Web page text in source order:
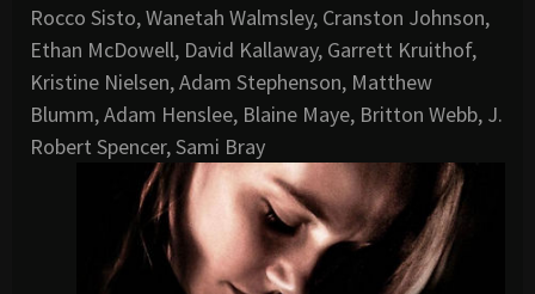
Rocco Sisto, Wanetah Walmsley, Cranston Johnson,
Ethan McDowell, David Kallaway, Garrett Kruithof,
Kristine Nielsen, Adam Stephenson, Matthew
Blumm, Adam Henslee, Blaine Maye, Britton Webb, J.
Robert Spencer, Sami Bray